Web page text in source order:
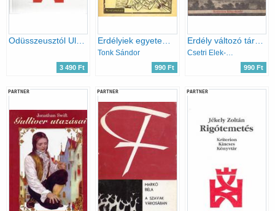
3 490 Ft
Tonk Sándor
990 Ft
Erdély változó társadalma 1767-1821
Csetri Elek-Imreh István
990 Ft
PARTNER PARTNER PARTNER